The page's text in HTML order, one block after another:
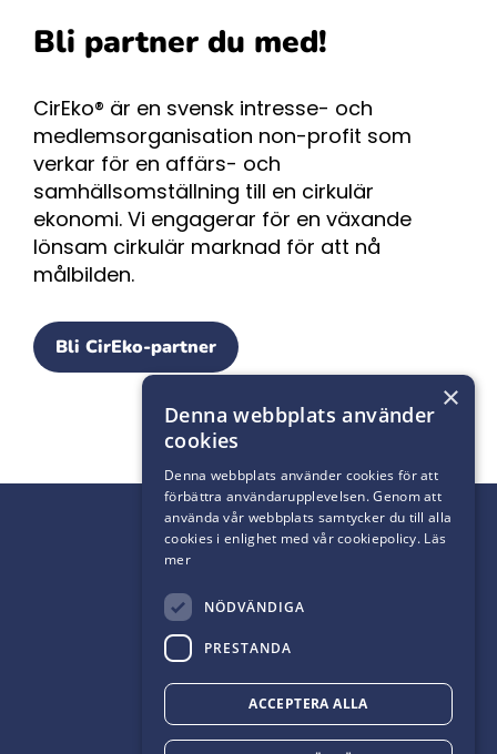
Bli partner du med!
CirEko® är en svensk intresse- och
medlemsorganisation non-profit som
verkar för en affärs- och
samhällsomställning till en cirkulär
ekonomi. Vi engagerar för en växande
lönsam cirkulär marknad för att nå
målbilden.
Bli CirEko-partner
×
Denna webbplats använder
cookies
Denna webbplats använder cookies för att
förbättra användarupplevelsen. Genom att
använda vår webbplats samtycker du till alla
cookies i enlighet med vår cookiepolicy. Läs
mer
NÖDVÄNDIGA
PRESTANDA
ACCEPTERA ALLA